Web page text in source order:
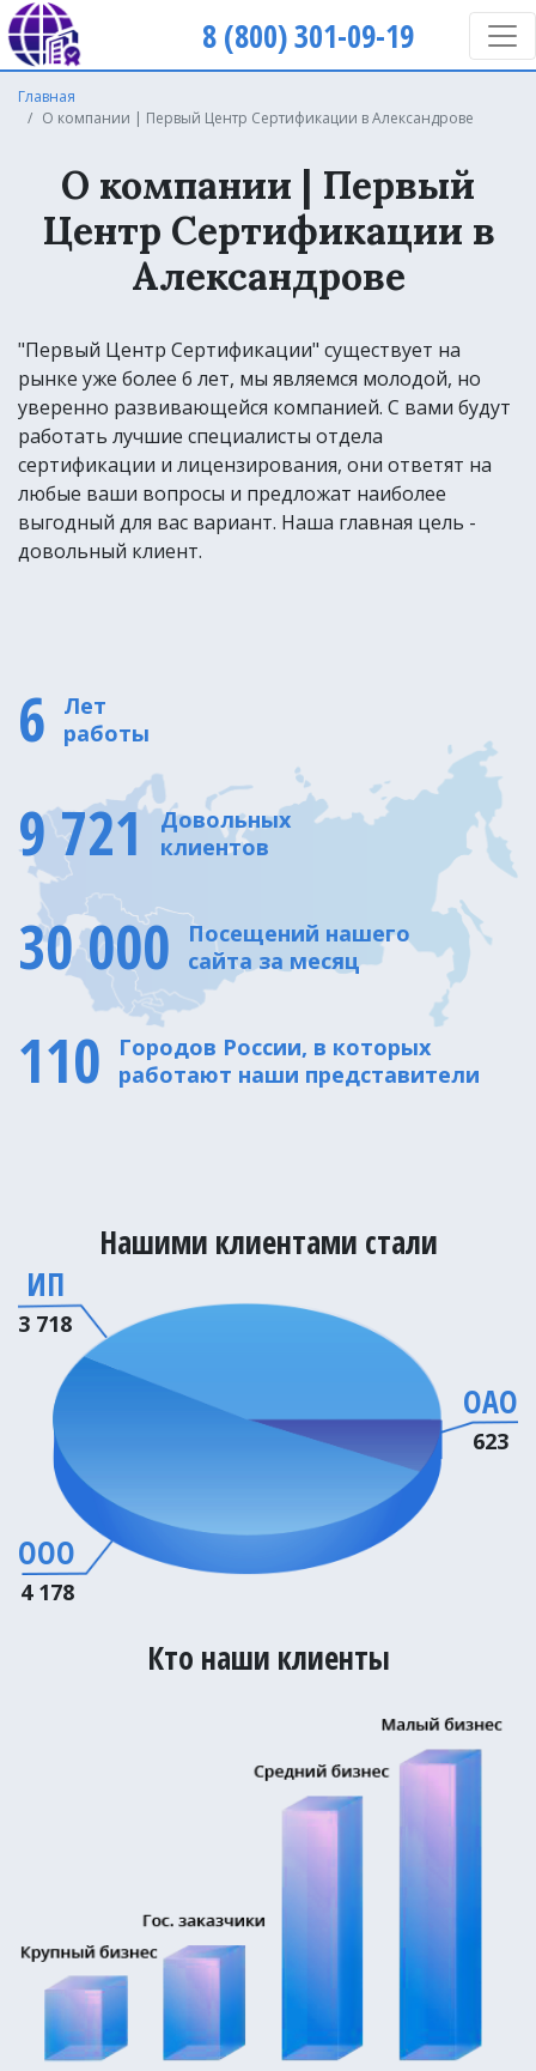
8 (800) 301-09-19
Главная
О компании | Первый Центр Сертификации в Александрове
О компании | Первый
Центр Сертификации в
Александрове
"Первый Центр Сертификации" существует на
рынке уже более 6 лет, мы являемся молодой, но
уверенно развивающейся компанией. С вами будут
работать лучшие специалисты отдела
сертификации и лицензирования, они ответят на
любые ваши вопросы и предложат наиболее
выгодный для вас вариант. Наша главная цель -
довольный клиент.
6
Лет
работы
9 721
Довольных
клиентов
30 000
Посещений нашего
сайта за месяц
110
Городов России, в которых
работают наши представители
Нашими клиентами стали
ИП
3 718
ОАО
623
ООО
4 178
Кто наши клиенты